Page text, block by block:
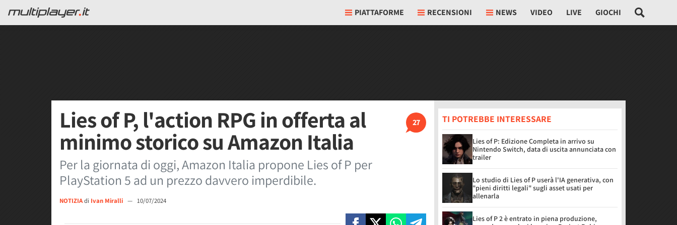
PIATTAFORME RECENSIONI NEWS VIDEO LIVE GIOCHI
27
Lies of P, l'action RPG in offerta al
minimo storico su Amazon Italia
Per la giornata di oggi, Amazon Italia propone Lies of P per
PlayStation 5 ad un prezzo davvero imperdibile.
NOTIZIAdi Ivan Miralli — 10/07/2024
TI POTREBBE INTERESSARE
Lies of P: Edizione Completa in arrivo su
Nintendo Switch, data di uscita annunciata con
trailer
Lo studio di Lies of P userà l'IA generativa, con
"pieni diritti legali" sugli asset usati per
allenarla
Lies of P 2 è entrato in piena produzione,